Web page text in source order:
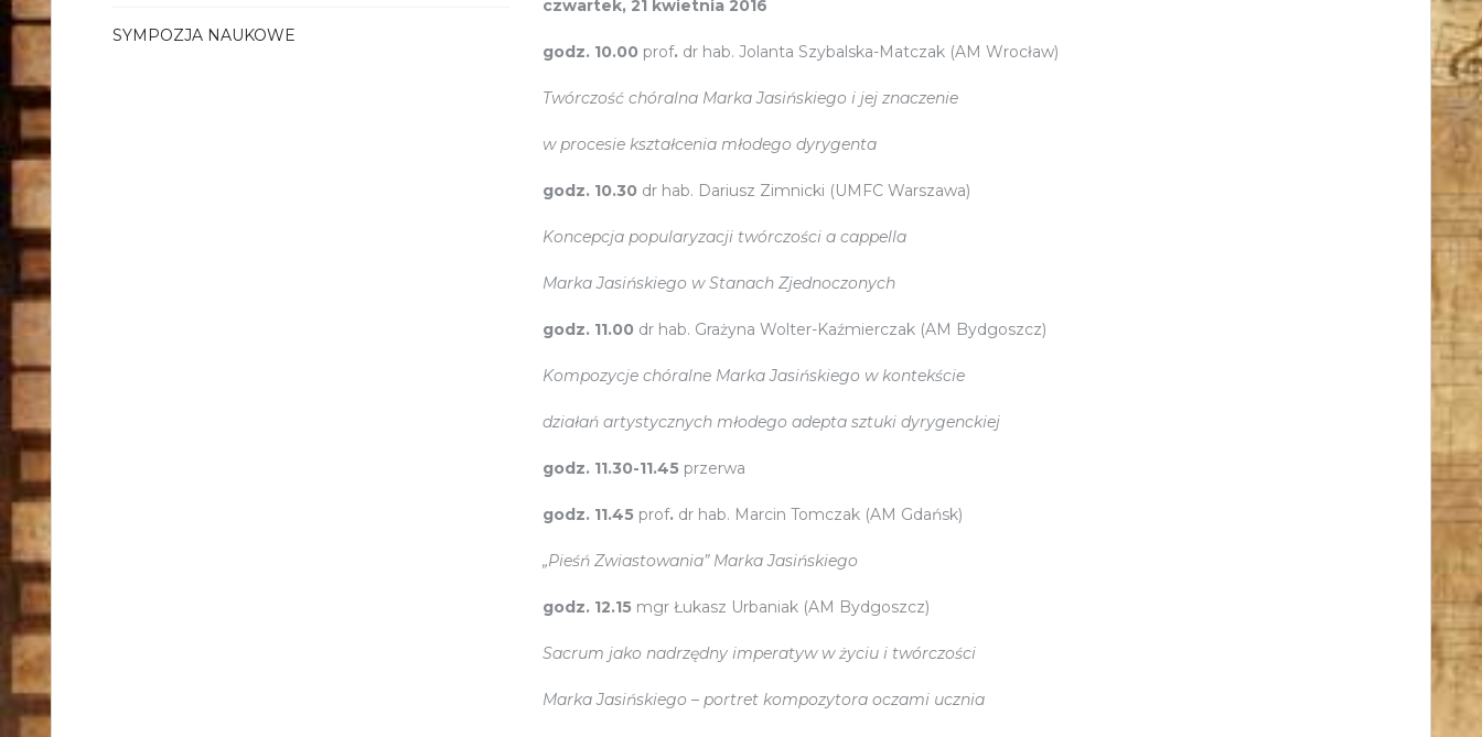
czwartek, 21 kwietnia 2016
godz. 10.00 prof. dr hab. Jolanta Szybalska-Matczak (AM Wrocław)
Twórczość chóralna Marka Jasińskiego i jej znaczenie
w procesie kształcenia młodego dyrygenta
godz. 10.30 dr hab. Dariusz Zimnicki (UMFC Warszawa)
Koncepcja popularyzacji twórczości a cappella
Marka Jasińskiego w Stanach Zjednoczonych
godz. 11.00 dr hab. Grażyna Wolter-Kaźmierczak (AM Bydgoszcz)
Kompozycje chóralne Marka Jasińskiego w kontekście
działań artystycznych młodego adepta sztuki dyrygenckiej
godz. 11.30-11.45 przerwa
godz. 11.45 prof. dr hab. Marcin Tomczak (AM Gdańsk)
„Pieśń Zwiastowania” Marka Jasińskiego
godz. 12.15 mgr Łukasz Urbaniak (AM Bydgoszcz)
Sacrum jako nadrzędny imperatyw w życiu i twórczości
Marka Jasińskiego – portret kompozytora oczami ucznia
SYMPOZJA NAUKOWE